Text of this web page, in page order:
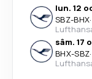
lun. 12
SBZ-BHX·
sâm. 17
BHX-SBZ·